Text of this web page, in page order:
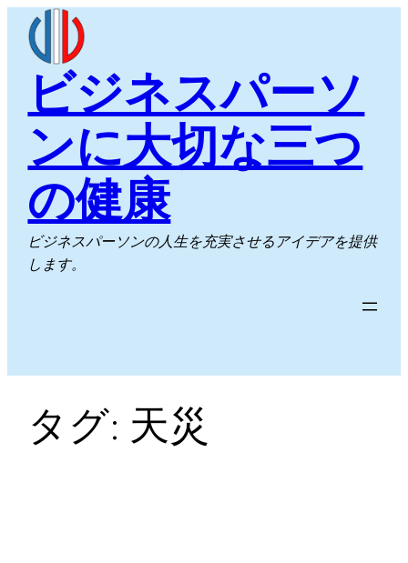
ビジネスパーソ
ンに大切な三つ
の健康
ビジネスパーソンの人生を充実させるアイデアを提供
します。
タグ: 天災